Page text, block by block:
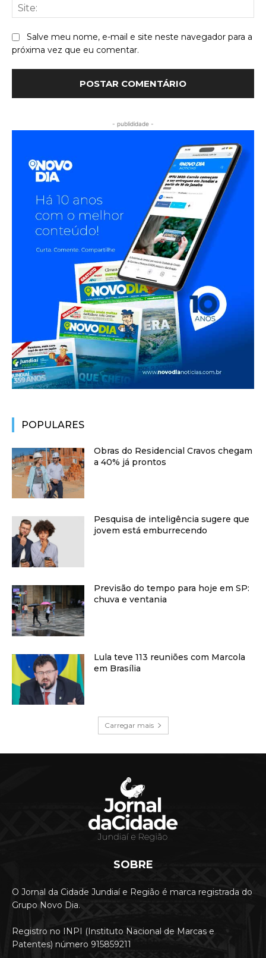
Salve meu nome, e-mail e site neste navegador para a
próxima vez que eu comentar.
- publididade -
POPULARES
Obras do Residencial Cravos chegam
a 40% já prontos
Pesquisa de inteligência sugere que
jovem está emburrecendo
Previsão do tempo para hoje em SP:
chuva e ventania
Lula teve 113 reuniões com Marcola
em Brasília
Carregar mais
SOBRE
O Jornal da Cidade Jundiaí e Região é marca registrada do
Grupo Novo Dia.
Registro no INPI (Instituto Nacional de Marcas e
Patentes) número 915859211